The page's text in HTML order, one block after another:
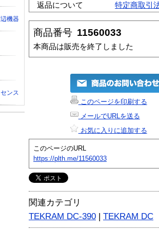
返品について
特定商取引
商品番号 11560033
本商品は販売を終了しました
このページを印刷する
メールでURLを送る
お気に入りに追加する
このページのURL
https://plth.me/11560033
関連カテゴリ
TEKRAM DC-390 | TEKRAM DC
機器
ンス